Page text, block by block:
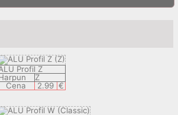
Profil Z
Z
Cena
2.99 €